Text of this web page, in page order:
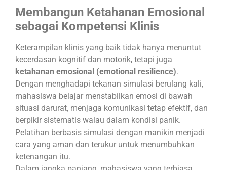
Membangun Ketahanan Emosional
sebagai Kompetensi Klinis
Keterampilan klinis yang baik tidak hanya menuntut
kecerdasan kognitif dan motorik, tetapi juga
ketahanan emosional (emotional resilience).
Dengan menghadapi tekanan simulasi berulang kali,
mahasiswa belajar menstabilkan emosi di bawah
situasi darurat, menjaga komunikasi tetap efektif, dan
berpikir sistematis walau dalam kondisi panik.
Pelatihan berbasis simulasi dengan manikin menjadi
cara yang aman dan terukur untuk menumbuhkan
ketenangan itu.